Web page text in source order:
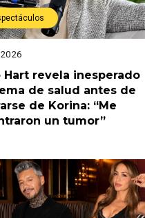
Hart revela inesperado
de salud antes de
de Korina: “Me
un tumor”